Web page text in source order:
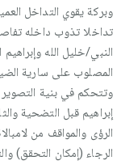
وبركة يقوي التداخل
تداخلا تذوب داخله
النبي/خليل الله
المصلوب على سارية
وتتحكم في بنية
إبراهيم قبل التضحية
الرؤى والمواقف من
الرجاء (إمكان التحقق)